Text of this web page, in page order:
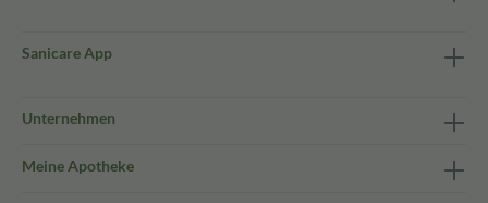
Sanicare App
Unternehmen
Meine Apotheke